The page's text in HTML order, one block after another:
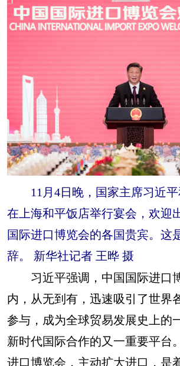
11月4日晚，国家主席习近平
在上海和平饭店举行宴会，欢迎
国际进口博览会的各国贵宾。这
辞。 新华社记者 王晔 摄
习近平强调，中国国际进口
内，从无到有，迅速吸引了世界
参与，成为全球贸易发展史上的
新时代国际合作的又一重要平台
进口博览会，主动扩大进口，是